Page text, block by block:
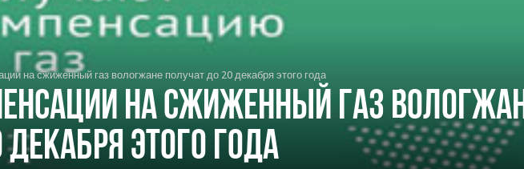
на сжиженный газ вологжане получат до 20 декабря этого года
на сжиженный газ
этого года